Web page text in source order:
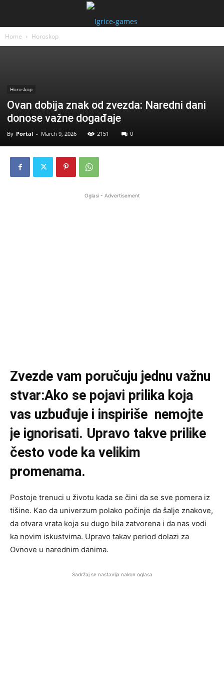
Home Horoskop
Horoskop
Ovan dobija znak od zvezda: Naredni dani
donose važne događaje
By Portal - March 9, 2026 2151 0
Oglasi - Advertisement
Zvezde vam poručuju jednu važnu
stvar:Ako se pojavi prilika koja
vas uzbuđuje i inspiriše nemojte
je ignorisati. Upravo takve prilike
često vode ka velikim
promenama.
Postoje trenuci u životu kada se čini da se sve pomera iz
tišine. Kao da univerzum polako počinje da šalje znakove,
da otvara vrata koja su dugo bila zatvorena i da nas vodi
ka novim iskustvima. Upravo takav period dolazi za
Ovnove u narednim danima.
Sadržaj se nastavlja nakon oglasa